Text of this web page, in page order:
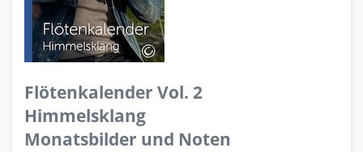
Flötenkalender Vol. 2
Himmelsklang
Monatsbilder und Noten